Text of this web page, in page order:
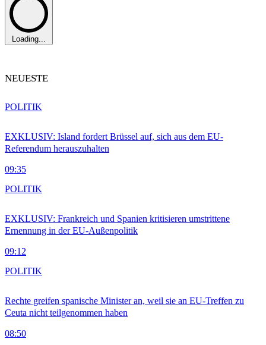
Loading...
NEUESTE
EXKLUSIV: Island fordert Brüssel auf, sich aus dem EU-
Referendum herauszuhalten
09:35
POLITIK
EXKLUSIV: Frankreich und Spanien kritisieren umstrittene
Ernennung in der EU-Außenpolitik
09:12
POLITIK
Rechte greifen spanische Minister an, weil sie an EU-Treffen zu
Ceuta nicht teilgenommen haben
08:50
POLITIK